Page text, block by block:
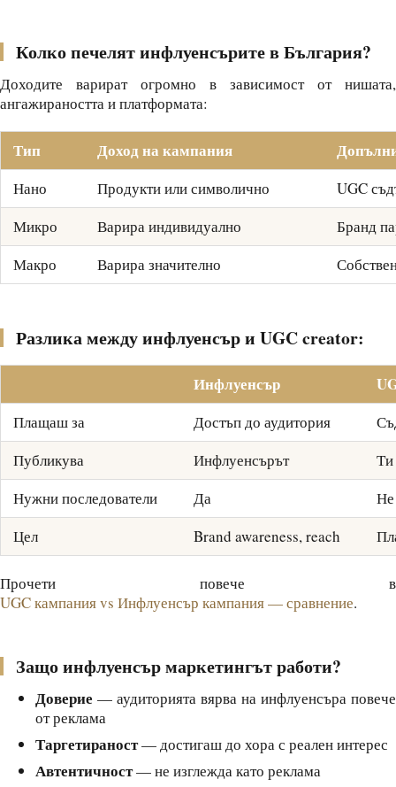
Колко печелят инфлуенсърите в България?
Доходите варират огромно в зависимост от нишата,
ангажираността и платформата:
Тип Доход на кампания
Нано Продукти или символично
UGC
Микро
Варира индивидуално
Бранд
Макро
Варира значително
Разлика между инфлуенсър и UGC creator:
Инфлуенсър
Плащаш за Достъп до аудитория
Публикува
Инфлуенсърът
Ти
Нужни последователи
Да
Не
Цел
Brand awareness, reach
Прочети повече в
UGC кампания vs Инфлуенсър кампания — сравнение.
Защо инфлуенсър маркетингът работи?
Доверие — аудиторията вярва на инфлуенсъра повече
от реклама
Таргетираност— достигаш до хора с реален интерес
Автентичност— не изглежда като реклама